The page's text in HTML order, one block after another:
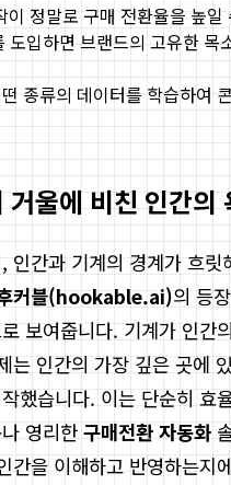
이 정말로 구매 전환율을 높일
도입하면 브랜드의 고유한 목
종류의 데이터를 학습하여
거울에 비친 인간의
인간과 기계의 경계가 흐릿
커블(hookable.ai)의 등
보여줍니다. 기계가 인간
는 인간의 가장 깊은 곳에
했습니다. 이는 단순히 효
영리한 구매전환 자동화
간을 이해하고 반영하는지